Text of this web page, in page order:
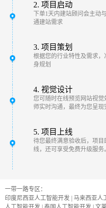
2. 项目启动
下单1天内建站顾问会主动
通建站需求
3. 项目策划
根据您的行业特性及需求，
身规划
4. 视觉设计
您可随时在线预览网站视觉
师实时沟通，最终为您呈现
5. 项目上线
待您最终满意验收后，项目
线，还可享受免费升级服务
一带一路专区：
印度尼西亚人工智能开发 | 马来西亚人